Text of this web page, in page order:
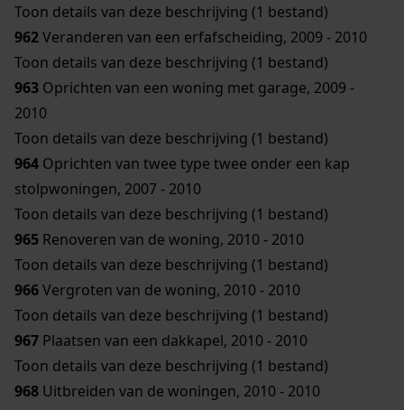
Toon details van deze beschrijving (1 bestand)
962Veranderen van een erfafscheiding, 2009 - 2010
Toon details van deze beschrijving (1 bestand)
963 Oprichten van een woning met garage, 2009 -
2010
Toon details van deze beschrijving (1 bestand)
964 Oprichten van twee type twee onder een kap
stolpwoningen, 2007 - 2010
Toon details van deze beschrijving (1 bestand)
965 Renoveren van de woning, 2010 - 2010
Toon details van deze beschrijving (1 bestand)
966Vergroten van de woning, 2010 - 2010
Toon details van deze beschrijving (1 bestand)
967 Plaatsen van een dakkapel, 2010 - 2010
Toon details van deze beschrijving (1 bestand)
968 Uitbreiden van de woningen, 2010 - 2010